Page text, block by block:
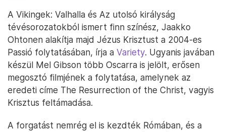
A Vikingek: Valhalla és Az utolsó királyság
tévésorozatokból ismert finn színész, Jaakko
Ohtonen alakítja majd Jézus Krisztust a 2004-es
Passió folytatásában, írja a Variety. Ugyanis javában
készül Mel Gibson több Oscarra is jelölt, erősen
megosztó filmjének a folytatása, amelynek az
eredeti címe The Resurrection of the Christ, vagyis
Krisztus feltámadása.
A forgatást nemrég el is kezdték Rómában, és a